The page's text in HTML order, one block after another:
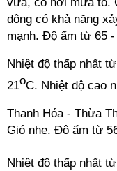
vừa, có nơi mưa to.
dông có khả năng
mạnh. Độ ẩm từ 65 -
Nhiệt độ thấp nhất
21oC. Nhiệt độ cao
Thanh Hóa - Thừa
Gió nhẹ. Độ ẩm từ
Nhiệt độ thấp nhất